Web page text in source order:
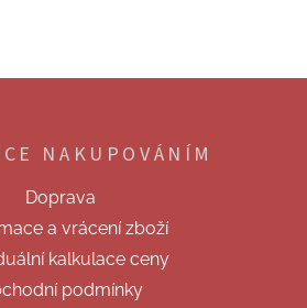
NAKUPOVÁNÍM
Doprava
a vrácení zboží
kalkulace ceny
podmínky